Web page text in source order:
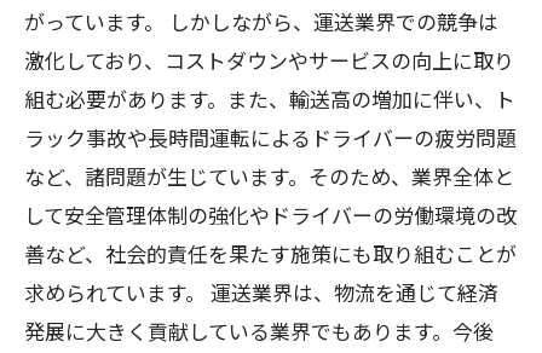
がっています。 しかしながら、運送業界での競争は
激化しており、コストダウンやサービスの向上に取り
組む必要があります。また、輸送高の増加に伴い、ト
ラック事故や長時間運転によるドライバーの疲労問題
など、諸問題が生じています。そのため、業界全体と
して安全管理体制の強化やドライバーの労働環境の改
善など、社会的責任を果たす施策にも取り組むことが
求められています。 運送業界は、物流を通じて経済
発展に大きく貢献している業界でもあります。今後